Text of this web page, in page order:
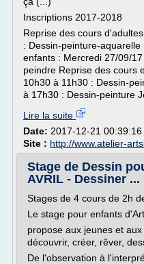
Inscriptions 2017-2018
Reprise des cours
: Dessin-peinture-
enfants : Mercredi 27/09/
peindre Reprise des cours
10h30 à 11h30 : Dessin-
à 17h30 : Dessin-peinture
Lire la suite
Date: 2017-12-21 00:39:16
Site : http://www.atelier-
Stage de Dessin
AVRIL - Dessiner ...
Stages de 4 cours de 2h
Le stage pour enfants
propose aux jeunes et
découvrir, créer, rêver,
De l'observation à